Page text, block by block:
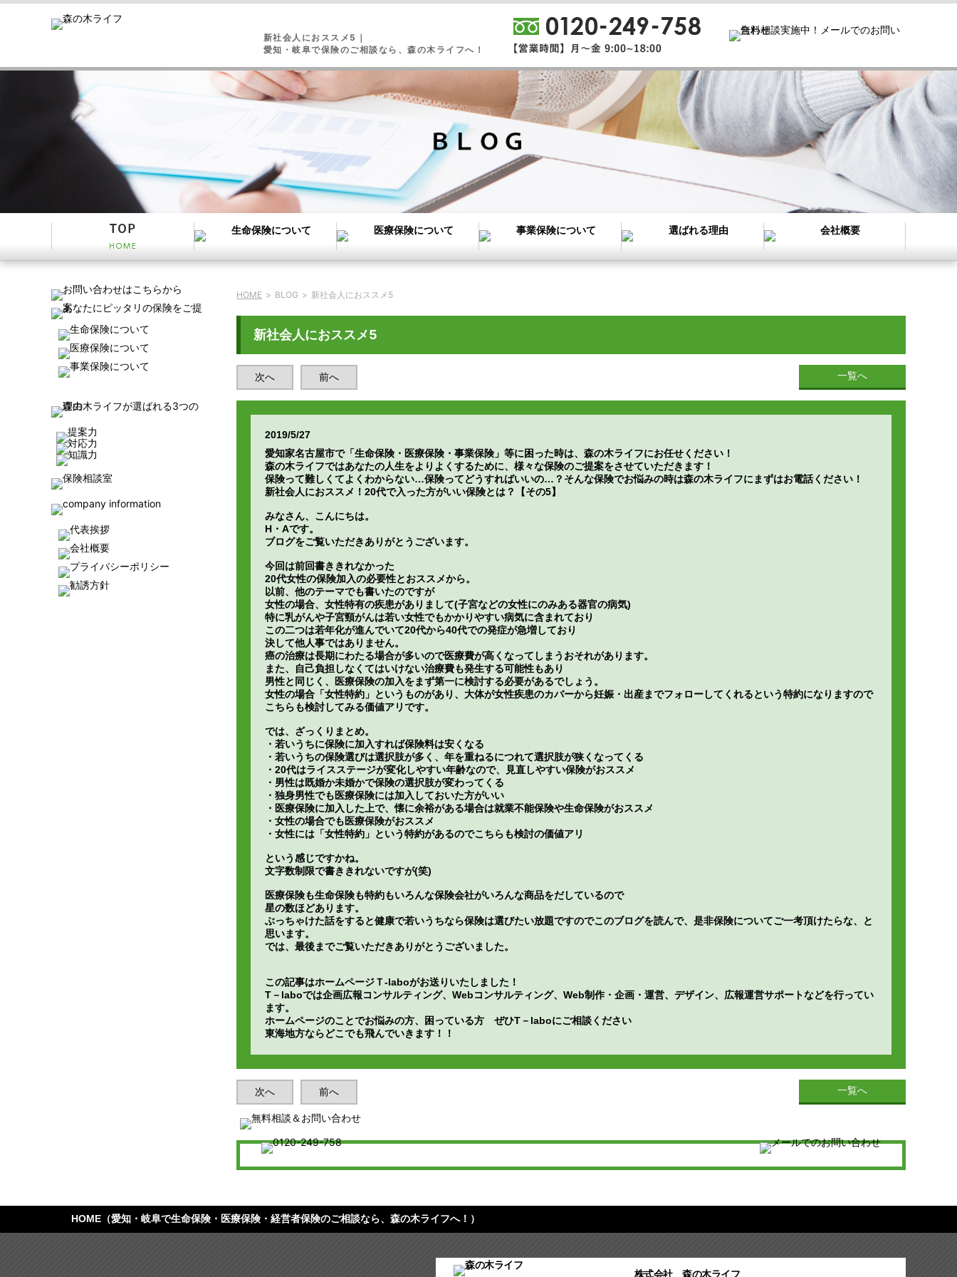
新社会人におススメ5｜
愛知・岐阜で保険のご相談なら、森の木ライフへ！
HOME > BLOG > 新社会人におススメ5
新社会人におススメ5
次へ 前へ 一覧へ
2019/5/27
愛知家名古屋市で「生命保険・医療保険・事業保険」等に困った時は、森の木ライフにお任せください！
森の木ライフではあなたの人生をよりよくするために、様々な保険のご提案をさせていただきます！
保険って難しくてよくわからない…保険ってどうすればいいの…？そんな保険でお悩みの時は森の木ライフにまずはお電話ください！
新社会人におススメ！20代で入った方がいい保険とは？【その5】
みなさん、こんにちは。
H・Aです。
ブログをご覧いただきありがとうございます。
今回は前回書ききれなかった
20代女性の保険加入の必要性とおススメから。
以前、他のテーマでも書いたのですが
女性の場合、女性特有の疾患がありまして(子宮などの女性にのみある器官の病気)
特に乳がんや子宮頸がんは若い女性でもかかりやすい病気に含まれており
この二つは若年化が進んでいて20代から40代での発症が急増しており
決して他人事ではありません。
癌の治療は長期にわたる場合が多いので医療費が高くなってしまうおそれがあります。
また、自己負担しなくてはいけない治療費も発生する可能性もあり
男性と同じく、医療保険の加入をまず第一に検討する必要があるでしょう。
女性の場合「女性特約」というものがあり、大体が女性疾患のカバーから妊娠・出産までフォローしてくれるという特約になりますので
こちらも検討してみる価値アリです。
では、ざっくりまとめ。
・若いうちに保険に加入すれば保険料は安くなる
・若いうちの保険選びは選択肢が多く、年を重ねるにつれて選択肢が狭くなってくる
・20代はライスステージが変化しやすい年齢なので、見直しやすい保険がおススメ
・男性は既婚か未婚かで保険の選択肢が変わってくる
・独身男性でも医療保険には加入しておいた方がいい
・医療保険に加入した上で、懐に余裕がある場合は就業不能保険や生命保険がおススメ
・女性の場合でも医療保険がおススメ
・女性には「女性特約」という特約があるのでこちらも検討の価値アリ
という感じですかね。
文字数制限で書ききれないですが(笑)
医療保険も生命保険も特約もいろんな保険会社がいろんな商品をだしているので
星の数ほどあります。
ぶっちゃけた話をすると健康で若いうちなら保険は選びたい放題ですのでこのブログを読んで、是非保険についてご一考頂けたらな、と
思います。
では、最後までご覧いただきありがとうございました。
この記事はホームページＴ‐laboがお送りいたしました！
T－laboでは企画広報コンサルティング、Webコンサルティング、Web制作・企画・運営、デザイン、広報運営サポートなどを行ってい
ます。
ホームページのことでお悩みの方、困っている方 ぜひT－laboにご相談ください
東海地方ならどこでも飛んでいきます！！
次へ 前へ 一覧へ
HOME （愛知・岐阜で生命保険・医療保険・経営者保険のご相談なら、森の木ライフへ！）
株式会社 森の木ライフ